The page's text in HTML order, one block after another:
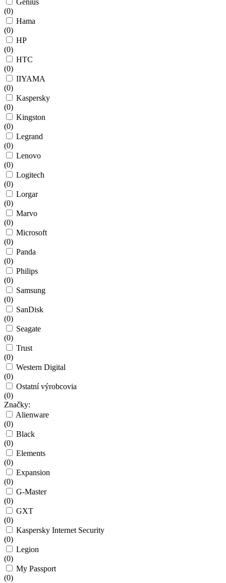
Genius
(0)
Hama
(0)
HP
(0)
HTC
(0)
IIYAMA
(0)
Kaspersky
(0)
Kingston
(0)
Legrand
(0)
Lenovo
(0)
Logitech
(0)
Lorgar
(0)
Marvo
(0)
Microsoft
(0)
Panda
(0)
Philips
(0)
Samsung
(0)
SanDisk
(0)
Seagate
(0)
Trust
(0)
Western Digital
(0)
Ostatní výrobcovia
(0)
Značky:
Alienware
(0)
Black
(0)
Elements
(0)
Expansion
(0)
G-Master
(0)
GXT
(0)
Kaspersky Internet Security
(0)
Legion
(0)
My Passport
(0)